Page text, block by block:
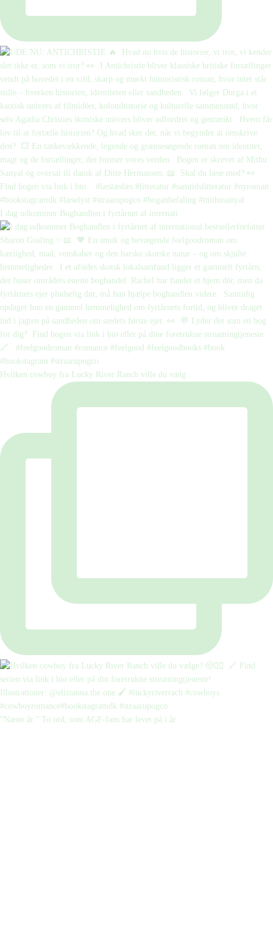
I dag udkommer Boghandlen i fyrtårnet af internati
Hvilken cowboy fra Lucky River Ranch ville du vælg
“Næste år.” To ord, som AGF-fans har levet på i år